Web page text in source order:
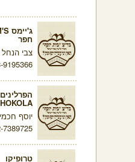
חפר
צבי הנחל 13, עמק
9195366
יוסף חכמי 1, ירושלים
7389725
טרופיקו